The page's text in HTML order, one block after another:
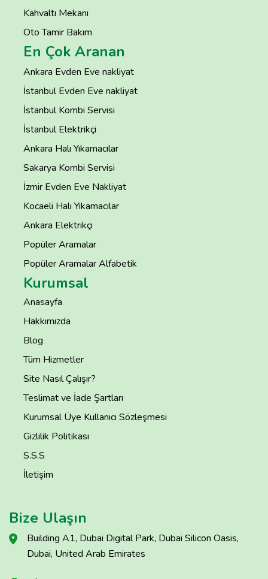
Kahvaltı Mekanı
Oto Tamir Bakım
En Çok Aranan
Ankara Evden Eve nakliyat
İstanbul Evden Eve nakliyat
İstanbul Kombi Servisi
İstanbul Elektrikçi
Ankara Halı Yıkamacılar
Sakarya Kombi Servisi
İzmir Evden Eve Nakliyat
Kocaeli Halı Yıkamacılar
Ankara Elektrikçi
Popüler Aramalar
Popüler Aramalar Alfabetik
Kurumsal
Anasayfa
Hakkımızda
Blog
Tüm Hizmetler
Site Nasıl Çalışır?
Teslimat ve İade Şartları
Kurumsal Üye Kullanıcı Sözleşmesi
Gizlilik Politikası
S.S.S
İletişim
Bize Ulaşın
Building A1, Dubai Digital Park, Dubai Silicon Oasis,
Dubai, United Arab Emirates